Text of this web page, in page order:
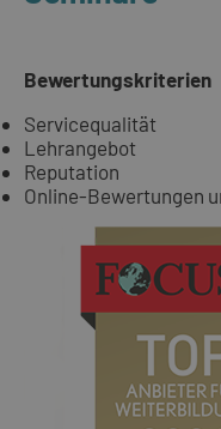
Bewertungskriterien
Servicequalität
Lehrangebot
Reputation
Online-Bewertungen